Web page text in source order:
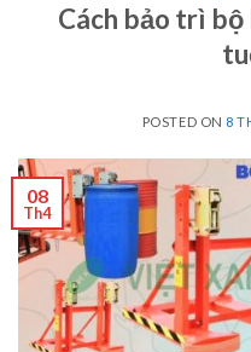
Cách bảo trì bộ
POSTED ON 8
08
Th4